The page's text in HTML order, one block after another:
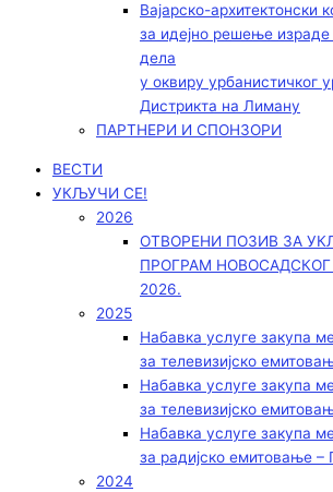
Вајарско-архитектонски
за идејно решење израде
дела
у оквиру урбанистичког
Дистрикта на Лиману
ПАРТНЕРИ И СПОНЗОРИ
ВЕСТИ
УКЉУЧИ СЕ!
2026
ОТВОРЕНИ ПОЗИВ ЗА
ПРОГРАМ
2026.
2025
Набавка услуге закупа
за телевизијско
Набавка услуге закупа
за телевизијско
Набавка услуге закупа
за радијско емитовање –
2024